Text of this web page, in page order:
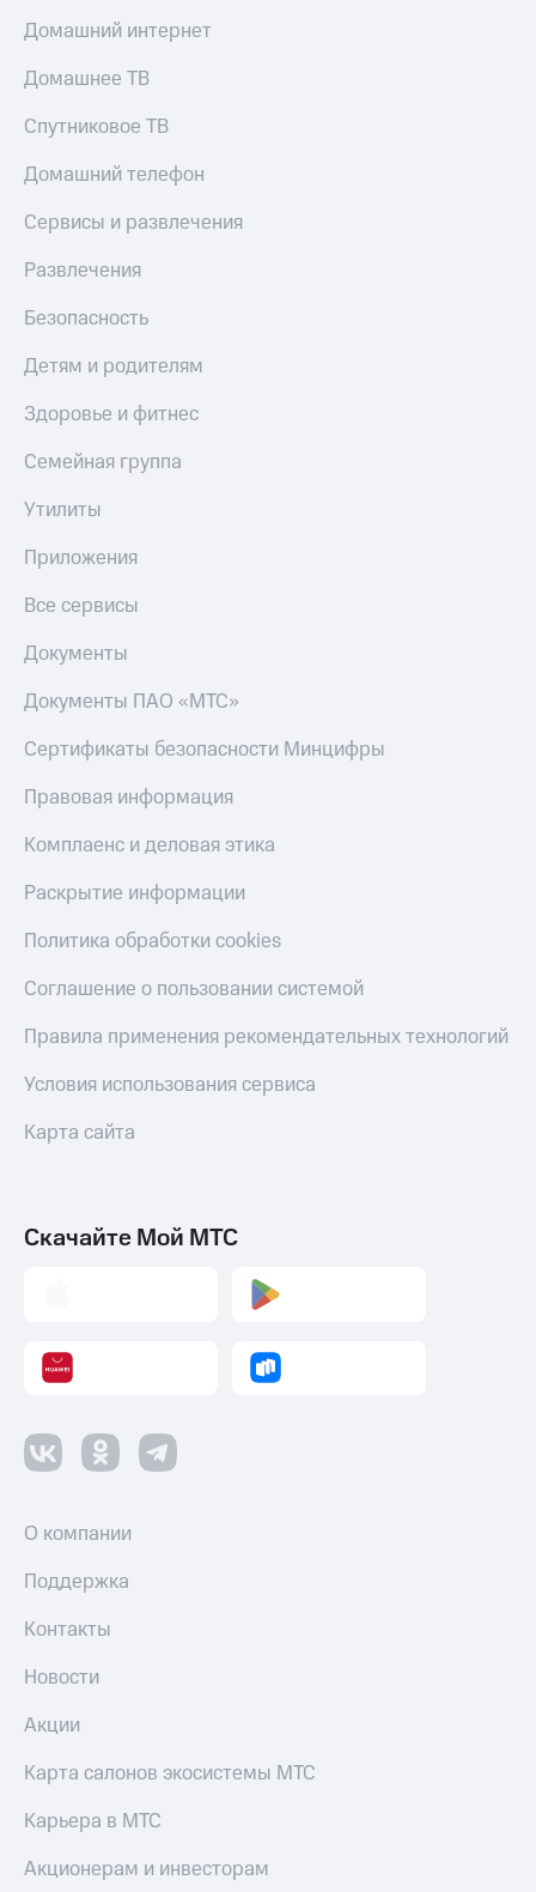
Домашний интернет
Домашнее ТВ
Спутниковое ТВ
Домашний телефон
Сервисы и развлечения
Развлечения
Безопасность
Детям и родителям
Здоровье и фитнес
Семейная группа
Утилиты
Приложения
Все сервисы
Документы
Документы ПАО «МТС»
Сертификаты безопасности Минцифры
Правовая информация
Комплаенс и деловая этика
Раскрытие информации
Политика обработки cookies
Соглашение о пользовании системой
Правила применения рекомендательных технологий
Условия использования сервиса
Карта сайта
Скачайте Мой МТС
О компании
Поддержка
Контакты
Новости
Акции
Карта салонов экосистемы МТС
Карьера в МТС
Акционерам и инвесторам